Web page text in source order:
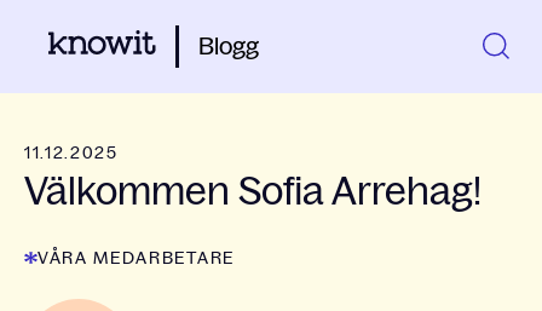
Blogg
11.12.2025
Välkommen Sofia Arrehag!
VÅRA MEDARBETARE